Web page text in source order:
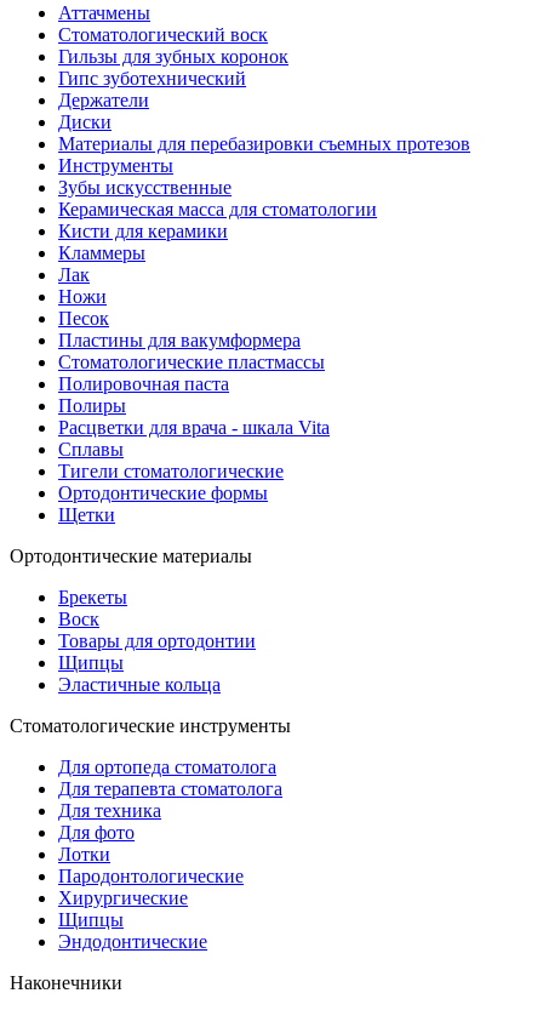
Аттачмены
Стоматологический воск
Гильзы для зубных коронок
Гипс зуботехнический
Держатели
Диски
Материалы для перебазировки съемных протезов
Инструменты
Зубы искусственные
Керамическая масса для стоматологии
Кисти для керамики
Кламмеры
Лак
Ножи
Песок
Пластины для вакумформера
Стоматологические пластмассы
Полировочная паста
Полиры
Расцветки для врача - шкала Vita
Сплавы
Тигели стоматологические
Ортодонтические формы
Щетки
Ортодонтические материалы
Брекеты
Воск
Товары для ортодонтии
Щипцы
Эластичные кольца
Стоматологические инструменты
Для ортопеда стоматолога
Для терапевта стоматолога
Для техника
Для фото
Лотки
Пародонтологические
Хирургические
Щипцы
Эндодонтические
Наконечники